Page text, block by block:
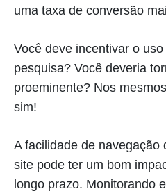
uma taxa de conversão
Você deve incentivar o
pesquisa? Você deveria
proeminente? Nos
sim!
A facilidade de navegação
site pode ter um bom
longo prazo. Monitorando